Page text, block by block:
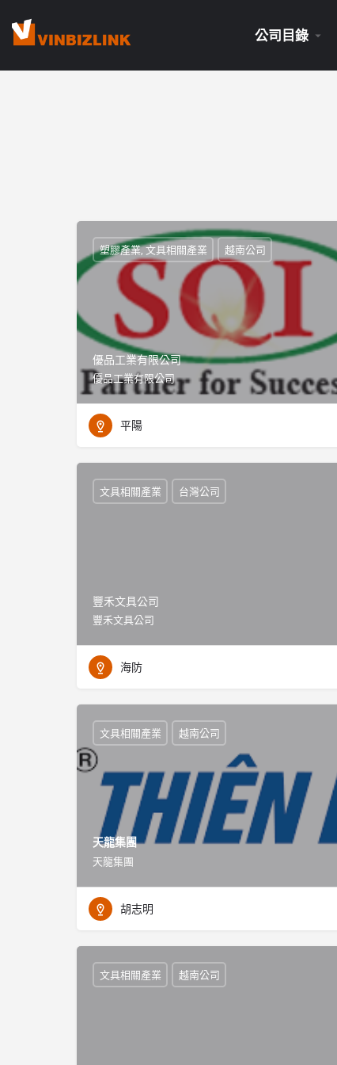
公司目錄
優品工業有限公司
優品工業有限公司
塑膠產業, 文具相關產業 越南公司
平陽
豐禾文具公司
豐禾文具公司
文具相關產業 台灣公司
海防
天龍集團
天龍集團
文具相關產業 越南公司
胡志明
文具相關產業 越南公司